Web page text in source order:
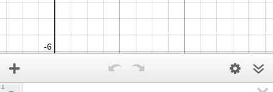
1